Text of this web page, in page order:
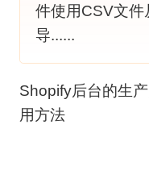
件使用CSV文
导......
Shopify后台的生
用方法